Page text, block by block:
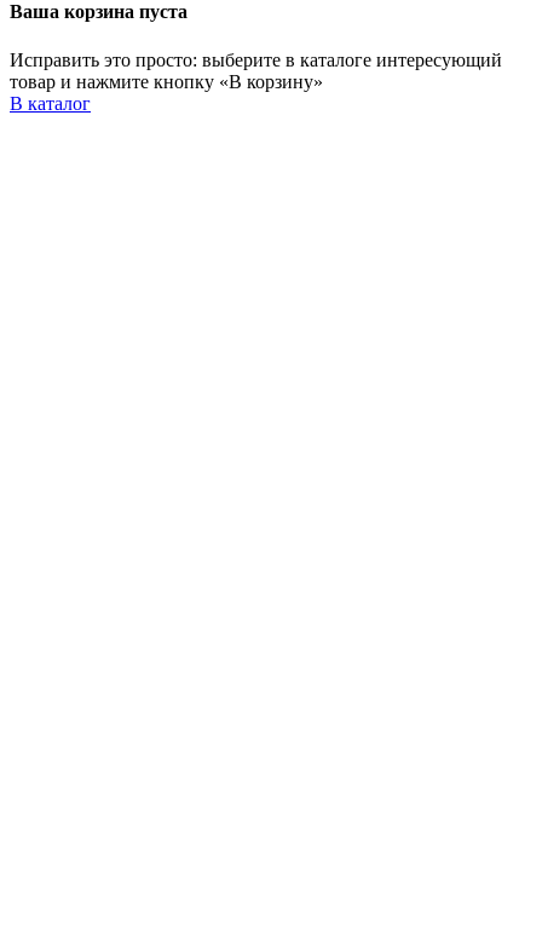
Ваша корзина пуста
Исправить это просто: выберите в каталоге интересующий
товар и нажмите кнопку «В корзину»
В каталог